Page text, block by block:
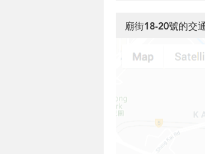
廟街18-20號的交